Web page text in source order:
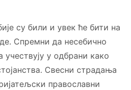
су били и увек ће бити на
Спремни да несебично
у одбрани како
Свесни страдања
православни